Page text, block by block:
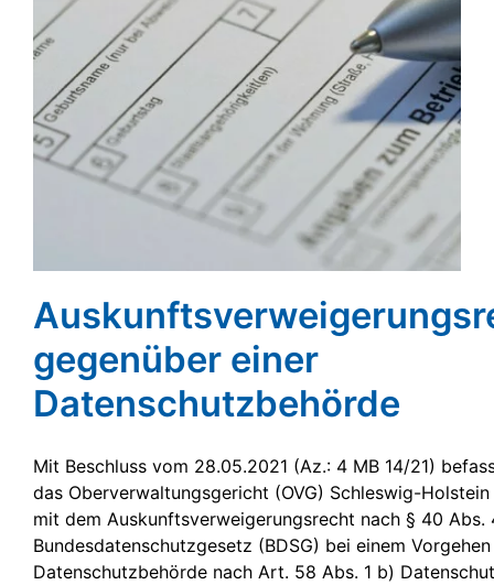
gegenüber einer
Datenschutzbehörde
Mit Beschluss vom 28.05.2021 (Az.: 4 MB 14/21)
das Oberverwaltungsgericht (OVG) Schleswig-
mit dem Auskunftsverweigerungsrecht nach § 40 Abs.
Bundesdatenschutzgesetz (BDSG) bei einem
Datenschutzbehörde nach Art. 58 Abs. 1 b)